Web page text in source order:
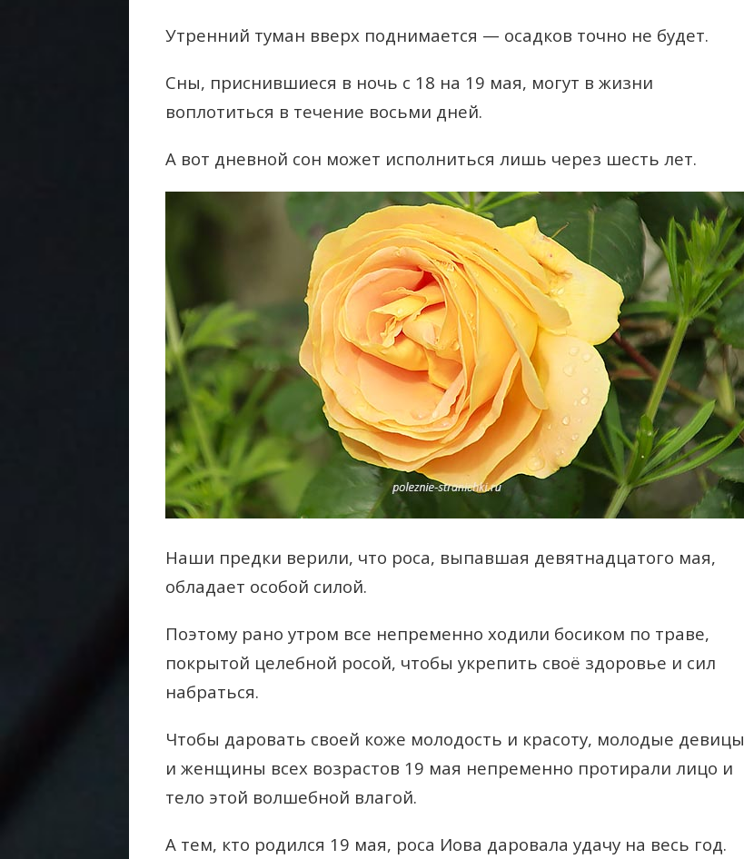
Утренний туман вверх поднимается — осадков точно не будет.
Сны, приснившиеся в ночь с 18 на 19 мая, могут в жизни
воплотиться в течение восьми дней.
А вот дневной сон может исполниться лишь через шесть лет.
Наши предки верили, что роса, выпавшая девятнадцатого мая,
обладает особой силой.
Поэтому рано утром все непременно ходили босиком по траве,
покрытой целебной росой, чтобы укрепить своё здоровье и сил
набраться.
Чтобы даровать своей коже молодость и красоту, молодые девицы
и женщины всех возрастов 19 мая непременно протирали лицо и
тело этой волшебной влагой.
А тем, кто родился 19 мая, роса Иова даровала удачу на весь год.